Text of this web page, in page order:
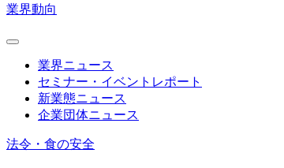
業界動向
業界ニュース
セミナー・イベントレポート
新業態ニュース
企業団体ニュース
法令・食の安全